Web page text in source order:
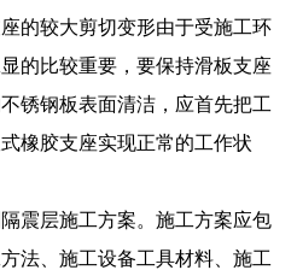
的较大剪切变形由于受施工环
的比较重要，要保持滑板支座
锈钢板表面清洁，应首先把工
橡胶支座实现正常的工作状
震层施工方案。施工方案应包
法、施工设备工具材料、施工